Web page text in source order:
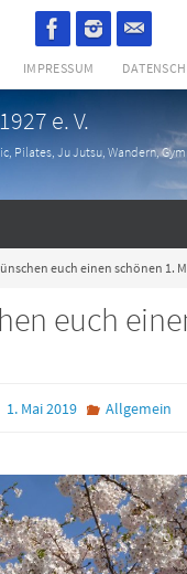
IMPRESSUM
e. V.
Pilates, Ju Jutsu, Wandern,
euch einen schönen 1.
euch
1. Mai 2019 Allgemein